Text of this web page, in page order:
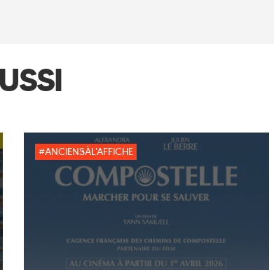
#ANCIENSÀL'AFFICHE